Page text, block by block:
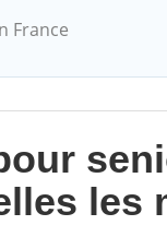
France
les